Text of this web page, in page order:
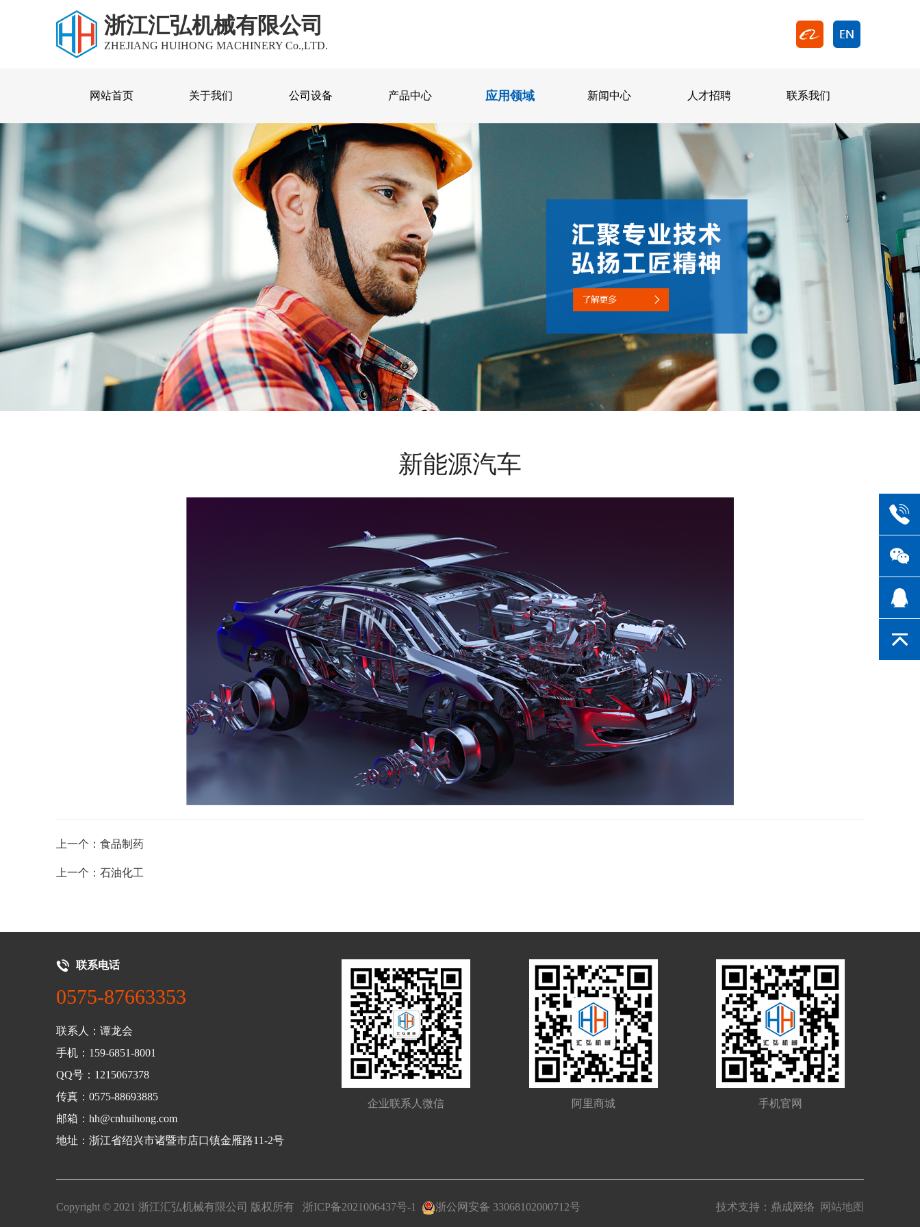
浙江汇弘机械有限公司
ZHEJIANG HUIHONG MACHINERY Co.,LTD.
网站首页 关于我们 公司设备 产品中心 应用领域 新闻中心 人才招聘 联系我们
新能源汽车
上一个：食品制药
上一个：石油化工
联系电话
0575-87663353
联系人：谭龙会
手机：159-6851-8001
QQ号：1215067378
传真：0575-88693885
邮箱：hh@cnhuihong.com
地址：浙江省绍兴市诸暨市店口镇金雁路11-2号
企业联系人微信 阿里商城 手机官网
Copyright © 2021 浙江汇弘机械有限公司 版权所有 浙ICP备2021006437号-1 浙公网安备 33068102000712号 技术支持： 鼎成网络 网站地图